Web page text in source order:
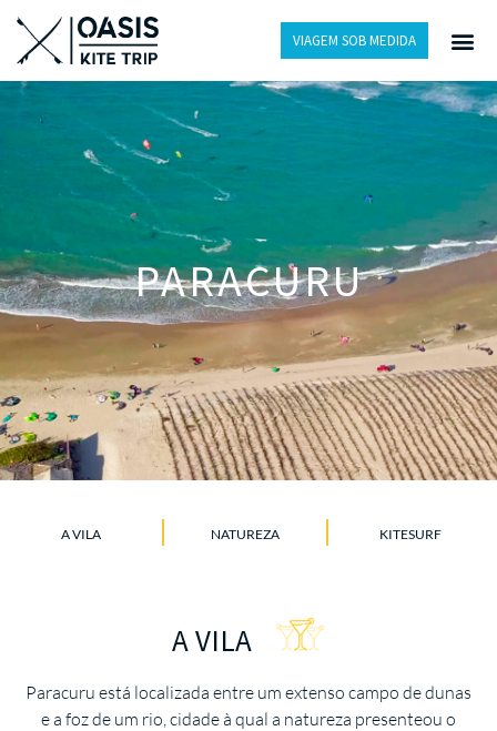
VIAGEM SOB MEDIDA
PARACURU
A VILA NATUREZA KITESURF
A VILA
Paracuru está localizada entre um extenso campo de dunas
e a foz de um rio, cidade à qual a natureza presenteou o